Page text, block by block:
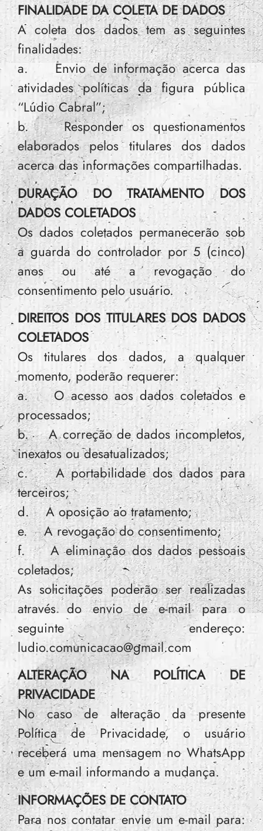
FINALIDADE DA COLETA DE DADOS
A coleta dos dados tem as seguintes
finalidades:
a. Envio de informação acerca das
atividades políticas da figura pública
“Lúdio Cabral”;
b. Responder os questionamentos
elaborados pelos titulares dos dados
acerca das informações compartilhadas.
DURAÇÃO DO TRATAMENTO DOS
DADOS COLETADOS
Os dados coletados permanecerão sob
a guarda do controlador por 5 (cinco)
anos ou até a revogação do
consentimento pelo usuário.
DIREITOS DOS TITULARES DOS DADOS
COLETADOS
Os titulares dos dados, a qualquer
momento, poderão requerer:
a. O acesso aos dados coletados e
processados;
b. A correção de dados incompletos,
inexatos ou desatualizados;
c. A portabilidade dos dados para
terceiros;
d. A oposição ao tratamento;
e. A revogação do consentimento;
f. A eliminação dos dados pessoais
coletados;
As solicitações poderão ser realizadas
através do envio de e-mail para o
seguinte endereço:
ludio.comunicacao@gmail.com
ALTERAÇÃO NA POLÍTICA DE
PRIVACIDADE
No caso de alteração da presente
Política de Privacidade, o usuário
receberá uma mensagem no WhatsApp
e um e-mail informando a mudança.
INFORMAÇÕES DE CONTATO
Para nos contatar envie um e-mail para: